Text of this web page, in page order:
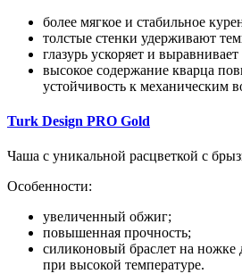
более мягкое и стабильное
толстые стенки удерживают
глазурь ускоряет и
высокое содержание кварца
устойчивость к механическим
Turk Design PRO Gold
Чаша с уникальной расцветкой с
Особенности:
увеличенный обжиг;
повышенная прочность;
силиконовый браслет на
при высокой температуре.